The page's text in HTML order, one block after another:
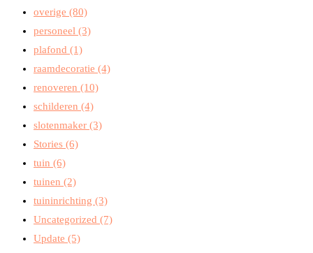
overige (80)
personeel (3)
plafond (1)
raamdecoratie (4)
renoveren (10)
schilderen (4)
slotenmaker (3)
Stories (6)
tuin (6)
tuinen (2)
tuininrichting (3)
Uncategorized (7)
Update (5)